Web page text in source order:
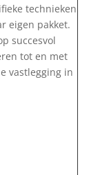
technieken
eigen pakket.
succesvol
tot en met
vastlegging in